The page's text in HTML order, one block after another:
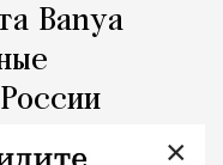
Banya
×